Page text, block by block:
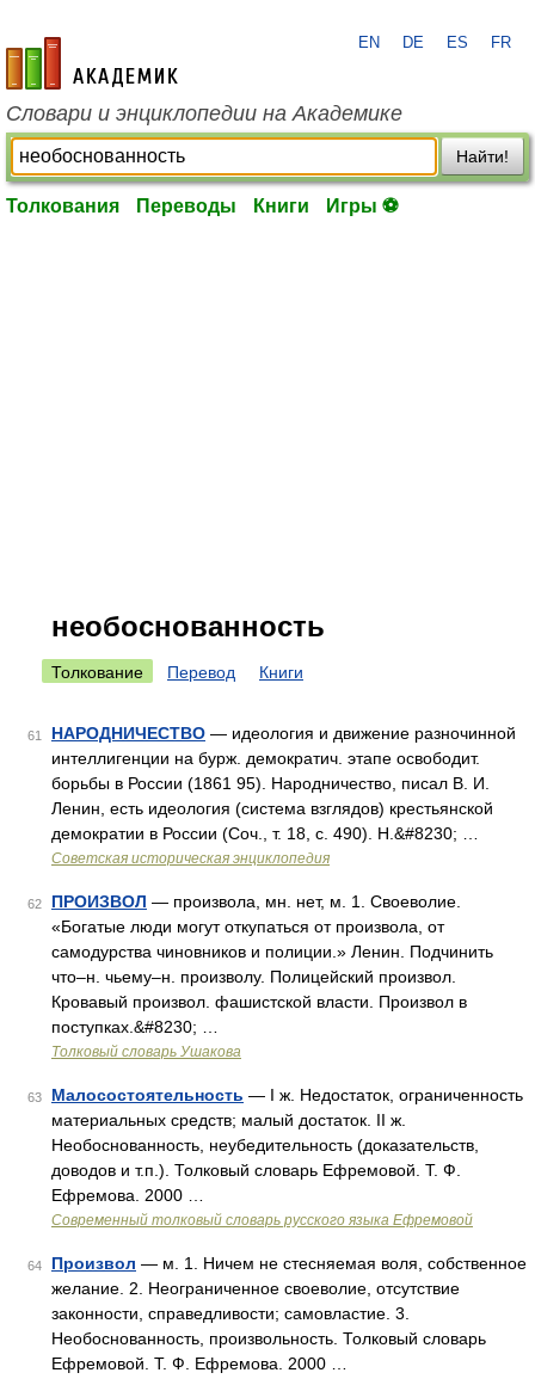
academic.ru
EN DE ES FR
Словари и энциклопедии на Академике
Найти!
Толкования Переводы Книги Игры ⚽
необоснованность
Толкование Перевод Книги
61 НАРОДНИЧЕСТВО — идеология и движение разночинной
интеллигенции на бурж. демократич. этапе освободит.
борьбы в России (1861 95). Народничество, писал В. И.
Ленин, есть идеология (система взглядов) крестьянской
демократии в России (Соч., т. 18, с. 490). Н.&#8230; …
Советская историческая энциклопедия
62 ПРОИЗВОЛ — произвола, мн. нет, м. 1. Своеволие.
«Богатые люди могут откупаться от произвола, от
самодурства чиновников и полиции.» Ленин. Подчинить
что–н. чьему–н. произволу. Полицейский произвол.
Кровавый произвол. фашистской власти. Произвол в
поступках.&#8230; …
Толковый словарь Ушакова
63 Малосостоятельность — I ж. Недостаток, ограниченность
материальных средств; малый достаток. II ж.
Необоснованность, неубедительность (доказательств,
доводов и т.п.). Толковый словарь Ефремовой. Т. Ф.
Ефремова. 2000 …
Современный толковый словарь русского языка Ефремовой
64 Произвол — м. 1. Ничем не стесняемая воля, собственное
желание. 2. Неограниченное своеволие, отсутствие
законности, справедливости; самовластие. 3.
Необоснованность, произвольность. Толковый словарь
Ефремовой. Т. Ф. Ефремова. 2000 …